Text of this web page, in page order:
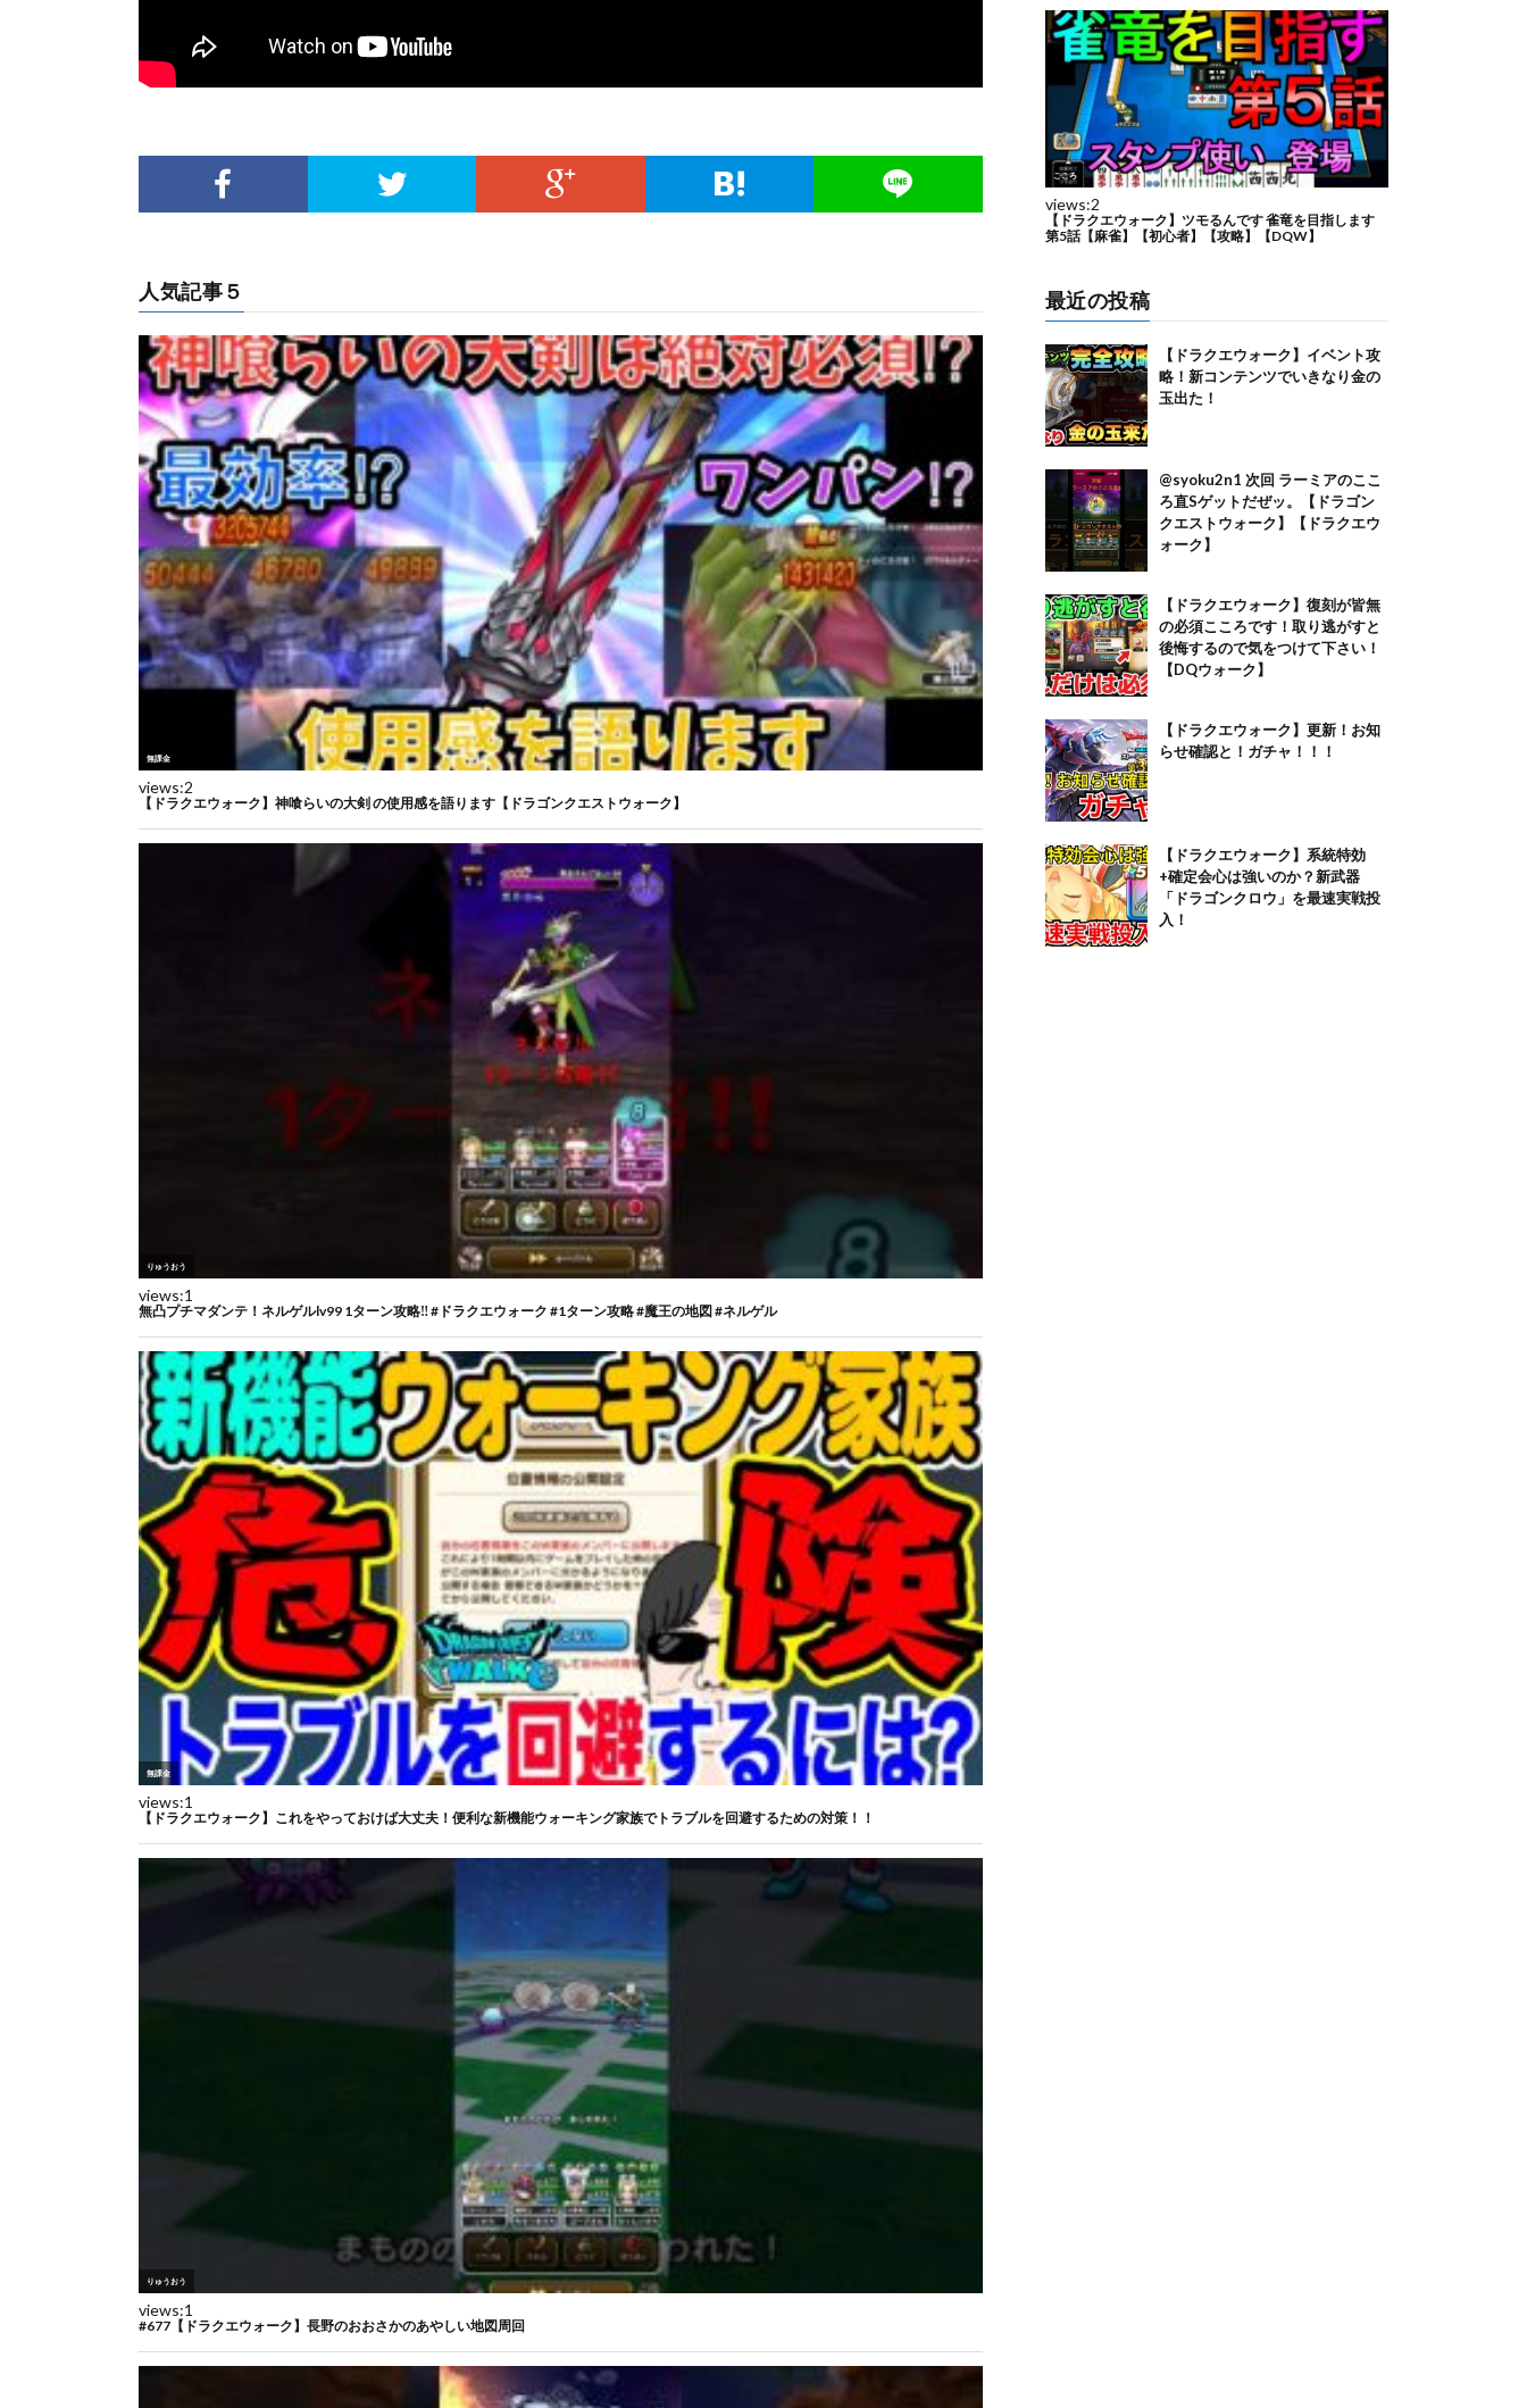
人気記事５ 最近の投稿
【ドラクエウォーク】イベント攻
略！新コンテンツでいきなり金の
玉出た！
@syoku2n1 次回 ラーミアのここ
ろ直Sゲットだぜッ。【ドラゴン
クエストウォーク】【ドラクエウ
ォーク】
【ドラクエウォーク】復刻が皆無
の必須こころです！取り逃がすと
後悔するので気をつけて下さい！
【DQウォーク】
【ドラクエウォーク】更新！お知
らせ確認と！ガチャ！！！
【ドラクエウォーク】系統特効
+確定会心は強いのか？新武器
「ドラゴンクロウ」を最速実戦投
入！